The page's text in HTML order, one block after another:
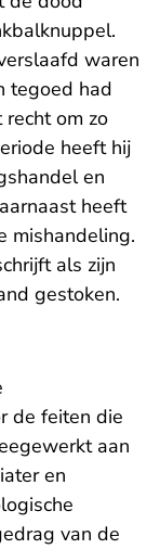
waren
tegoed had
om zo
heeft hij
en
heeft
mishandeling.
als zijn
gestoken.
de feiten die
aan
en
van de